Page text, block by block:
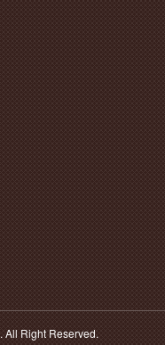
All Right Reserved.